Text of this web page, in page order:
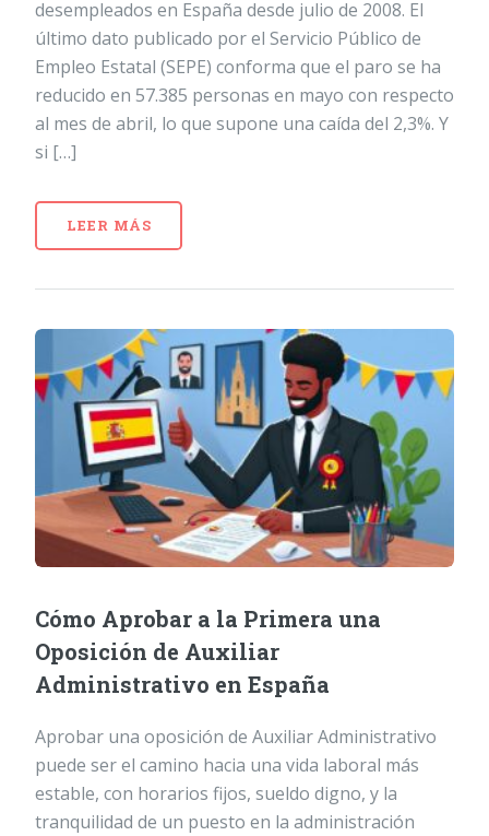
desempleados en España desde julio de 2008. El
último dato publicado por el Servicio Público de
Empleo Estatal (SEPE) conforma que el paro se ha
reducido en 57.385 personas en mayo con respecto
al mes de abril, lo que supone una caída del 2,3%. Y
si […]
LEER MÁS
Cómo Aprobar a la Primera una
Oposición de Auxiliar
Administrativo en España
Aprobar una oposición de Auxiliar Administrativo
puede ser el camino hacia una vida laboral más
estable, con horarios fijos, sueldo digno, y la
tranquilidad de un puesto en la administración